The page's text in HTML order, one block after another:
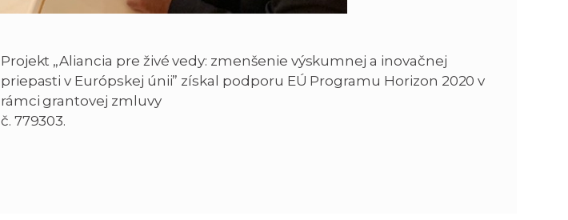
Projekt „Aliancia pre živé vedy: zmenšenie výskumnej a inovačnej
priepasti v Európskej únii” získal podporu EÚ Programu Horizon 2020 v
rámci grantovej zmluvy
č. 779303.